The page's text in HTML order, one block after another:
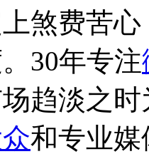
煞费苦
30年专注
趋淡之
和专业